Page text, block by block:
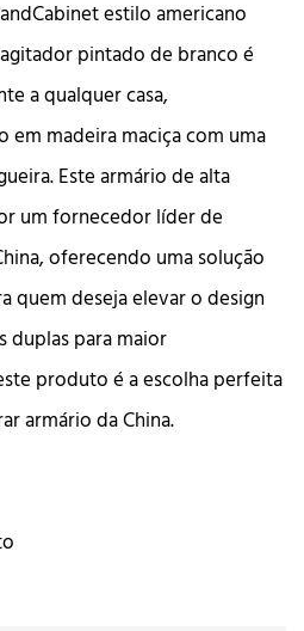
estilo americano
pintado de branco é
a qualquer casa,
em madeira maciça com uma
Este armário de alta
um fornecedor líder de
oferecendo uma solução
quem deseja elevar o design
duplas para maior
produto é a escolha perfeita
armário da China.